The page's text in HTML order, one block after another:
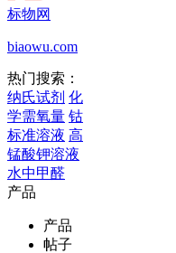
标物网
biaowu.com
热门搜索：
纳氏试剂 化
学需氧量 钴
标准溶液 高
锰酸钾溶液
水中甲醛
产品
产品
帖子